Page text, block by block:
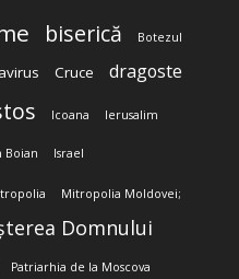
biserică Botezul
Cruce dragoste
Icoana Ierusalim
Boian Israel
Mitropolia Moldovei;
Domnului
Patriarhia de la Moscova